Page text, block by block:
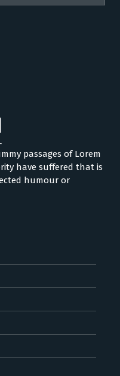
passages of Lorem
have suffered that is
humour or